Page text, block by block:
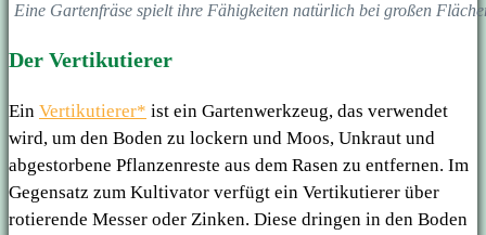
Eine Gartenfräse spielt ihre Fähigkeiten natürlich bei großen
Der Vertikutierer
Ein Vertikutierer* ist ein Gartenwerkzeug, das verwendet
wird, um den Boden zu lockern und Moos, Unkraut und
abgestorbene Pflanzenreste aus dem Rasen zu entfernen. Im
Gegensatz zum Kultivator verfügt ein Vertikutierer über
rotierende Messer oder Zinken. Diese dringen in den Boden